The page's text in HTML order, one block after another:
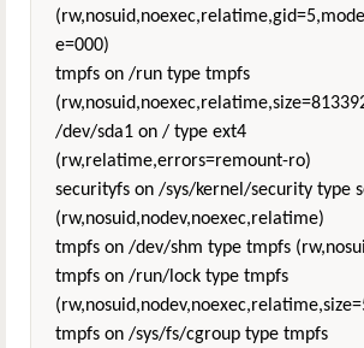
e=000)
tmpfs on /run type tmpfs
/dev/sda1 on / type ext4
(rw,relatime,errors=remount-ro)
securityfs on /sys/kernel/security type
(rw,nosuid,nodev,noexec,relatime)
tmpfs on /dev/shm type tmpfs
tmpfs on /run/lock type tmpfs
tmpfs on /sys/fs/cgroup type tmpfs